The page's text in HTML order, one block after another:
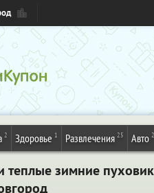
2 Здоровье 1 Развлечения 25 Авто 2
теплые зимние